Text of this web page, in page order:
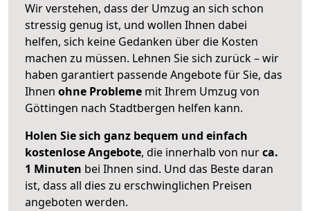
Wir verstehen, dass der Umzug an sich schon
stressig genug ist, und wollen Ihnen dabei
helfen, sich keine Gedanken über die Kosten
machen zu müssen. Lehnen Sie sich zurück – wir
haben garantiert passende Angebote für Sie, das
Ihnen ohne Probleme mit Ihrem Umzug von
Göttingen nach Stadtbergen helfen kann.
Holen Sie sich ganz bequem und einfach
kostenlose Angebote, die innerhalb von nurca.
1 Minuten bei Ihnen sind. Und das Beste daran
ist, dass all dies zu erschwinglichen Preisen
angeboten werden.